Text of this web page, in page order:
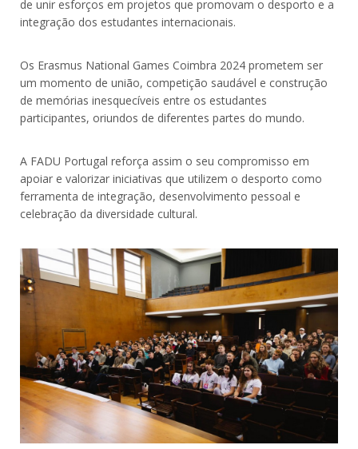
de unir esforços em projetos que promovam o desporto e a
integração dos estudantes internacionais.
Os Erasmus National Games Coimbra 2024 prometem ser
um momento de união, competição saudável e construção
de memórias inesquecíveis entre os estudantes
participantes, oriundos de diferentes partes do mundo.
A FADU Portugal reforça assim o seu compromisso em
apoiar e valorizar iniciativas que utilizem o desporto como
ferramenta de integração, desenvolvimento pessoal e
celebração da diversidade cultural.